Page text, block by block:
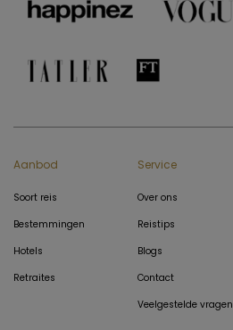
Aanbod
Soort reis
Bestemmingen
Hotels
Retraites
Service
Over ons
Reistips
Blogs
Contact
Veelgestelde vragen